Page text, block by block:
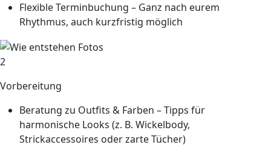
Flexible Terminbuchung – Ganz nach eurem
Rhythmus, auch kurzfristig möglich
2
Vorbereitung
Beratung zu Outfits & Farben – Tipps für
harmonische Looks (z. B. Wickelbody,
Strickaccessoires oder zarte Tücher)